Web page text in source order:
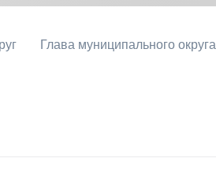
Глава муниципального округа